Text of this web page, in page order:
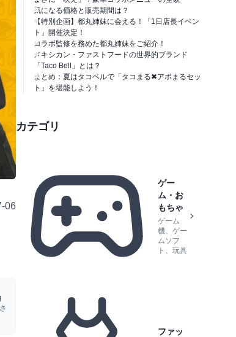
06
気になる価格と販売期間は？
【特別企画】都丸姉妹に会える！「1日店長イベン
ト」開催決定！
コラボ監修を務めた都丸姉妹をご紹介！
メキシカン・ファストフードの世界的ブランド
「Taco Bell」とは？
まとめ：夏はタコベルで「タコまる✖アボまるセッ
ト」を堪能しよう！
カテゴリ
ゲー
ム・お
もちゃ
ゲーム
機、ゲー
ムソフ
ト、玩具
ファッ